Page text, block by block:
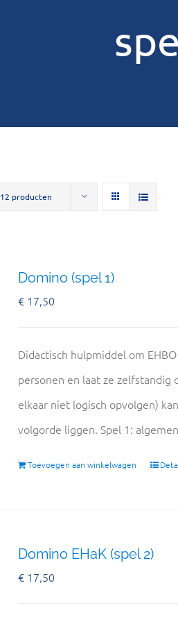
12 producten
Domino (spel 1)
€17,50
Didactisch hulpmiddel om
personen en laat ze zelfstandig
elkaar niet logisch opvolgen)
volgorde liggen. Spel 1:
Toevoegen aan winkelwagen
Domino EHaK (spel 2)
€17,50